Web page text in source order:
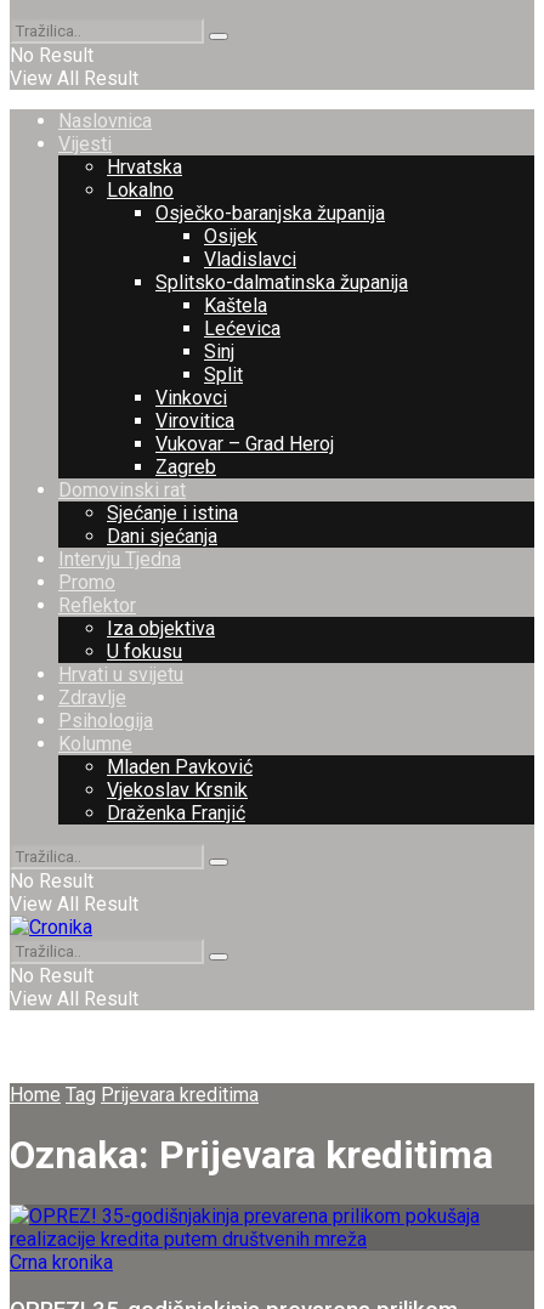
No Result
View All Result
Naslovnica
Vijesti
Hrvatska
Lokalno
Osječko-baranjska županija
Osijek
Vladislavci
Splitsko-dalmatinska županija
Kaštela
Lećevica
Sinj
Split
Vinkovci
Virovitica
Vukovar – Grad Heroj
Zagreb
Domovinski rat
Sjećanje i istina
Dani sjećanja
Intervju Tjedna
Promo
Reflektor
Iza objektiva
U fokusu
Hrvati u svijetu
Zdravlje
Psihologija
Kolumne
Mladen Pavković
Vjekoslav Krsnik
Draženka Franjić
No Result
View All Result
No Result
View All Result
Home Tag Prijevara kreditima
Oznaka: Prijevara kreditima
Crna kronika